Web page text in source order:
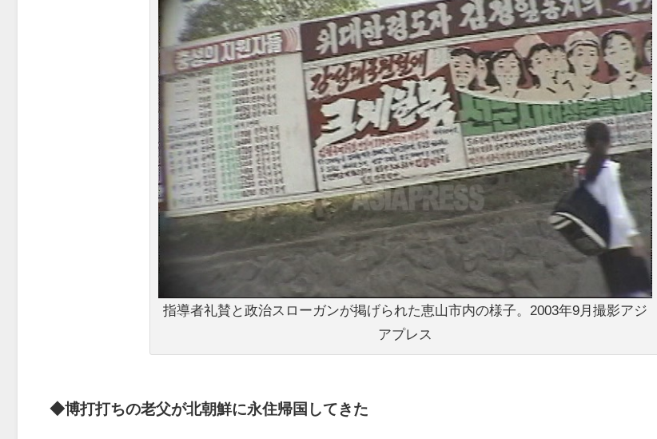
指導者礼賛と政治スローガンが掲げられた恵山市内の様子。2003年9月撮影アジ
アプレス
◆博打打ちの老父が北朝鮮に永住帰国してきた